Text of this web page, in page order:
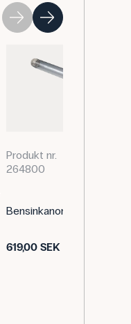
många
Produkt nr.
264800
Bensinkanon med tänder
619,00 SEK